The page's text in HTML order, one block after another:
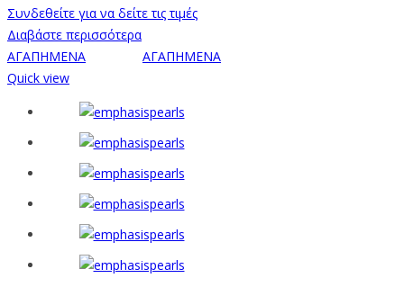
Συνδεθείτε για να δείτε τις τιμές
Διαβάστε περισσότερα
ΑΓΑΠΗΜΕΝΑ
ΑΓΑΠΗΜΕΝΑ
Quick view